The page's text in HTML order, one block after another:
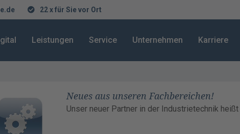
22 x für Sie vor Ort
Leistungen Service Unternehmen Karriere
Neues aus unseren Fachbereichen!
Unser neuer Partner in der Industrietechnik